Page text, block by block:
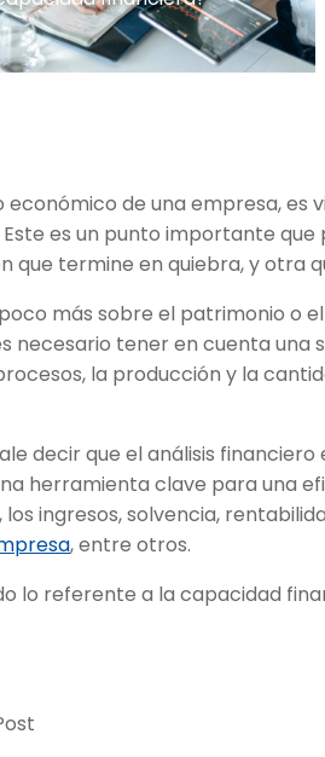
económico de una empresa, es
es un punto importante
que termine en quiebra, y otra
más sobre el patrimonio o
necesario tener en cuenta una
la producción y la
decir que el análisis
herramienta clave para una
los ingresos, solvencia,
, entre otros.
lo referente a la capacidad